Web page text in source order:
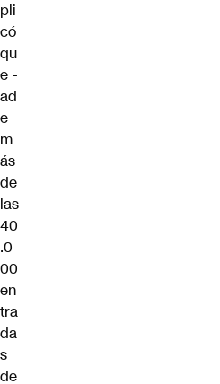
pli
có
qu
e -
ad
e
m
ás
de
las
40
.0
00
en
tra
da
s
de